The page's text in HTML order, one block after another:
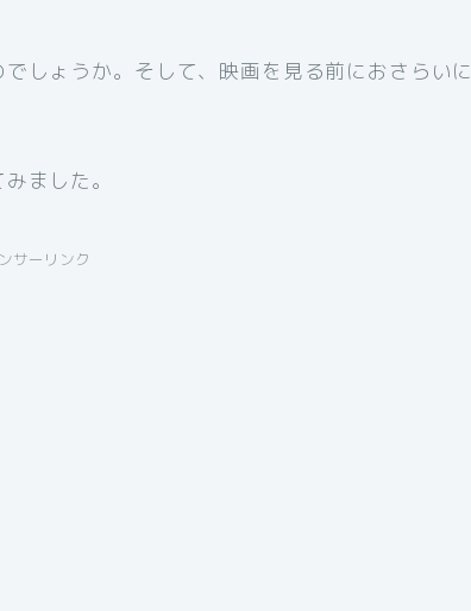
しょうか。そして、映画を見る前におさらいに
ました。
サーリンク